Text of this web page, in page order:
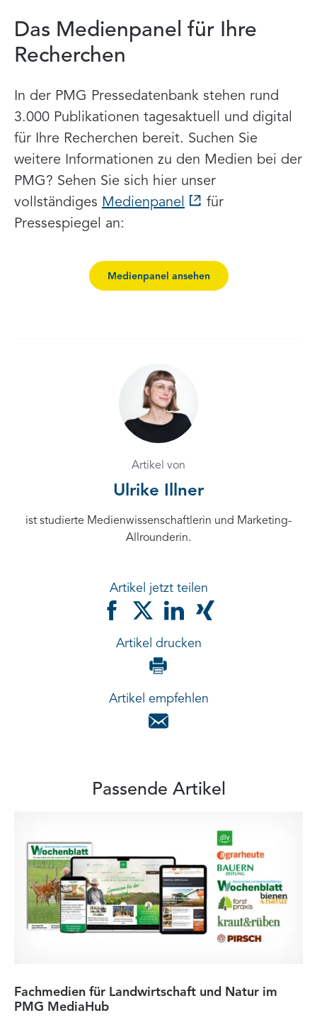
Das Medienpanel für Ihre
Recherchen
In der PMG Pressedatenbank stehen rund
3.000 Publikationen tagesaktuell und digital
für Ihre Recherchen bereit. Suchen Sie
weitere Informationen zu den Medien bei der
PMG? Sehen Sie sich hier unser
vollständiges Medienpanel
für
Pressespiegel an:
Medienpanel ansehen
Artikel von
Ulrike Illner
ist studierte Medienwissenschaftlerin und Marketing-
Allrounderin.
Artikel jetzt teilen
Artikel drucken
Artikel empfehlen
Passende Artikel
Fachmedien für Landwirtschaft und Natur im
PMG MediaHub